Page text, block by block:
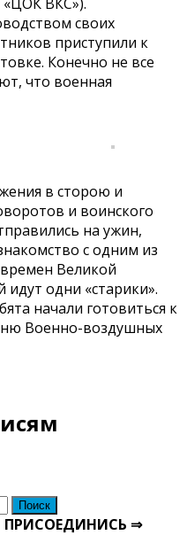
своих
приступили к
Конечно не все
что военная
в сторою и
и воинского
на ужин,
с одним из
Великой
одни «старики».
начали готовиться к
Военно-воздушных
⇒